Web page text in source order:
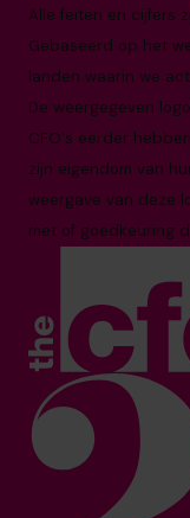
Alle feiten en cijfers
Gebaseerd op het
landen waarin we
De weergegeven
CFO's eerder
zijn eigendom van
weergave van deze
met of goedkeuring